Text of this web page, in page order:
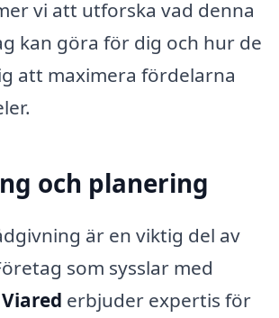
vi att utforska vad denna
kan göra för dig och hur de
att maximera fördelarna
och planering
är en viktig del av
som sysslar med
erbjuder expertis för